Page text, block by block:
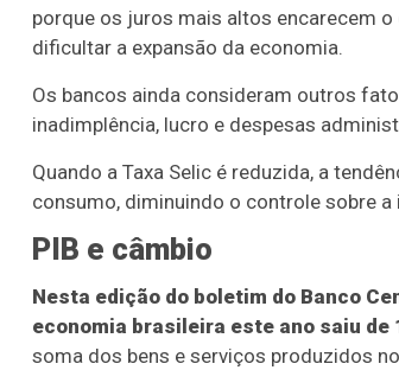
porque os juros mais altos encarecem
dificultar a expansão da economia.
Os bancos ainda consideram outros
inadimplência, lucro e despesas
Quando a Taxa Selic é reduzida, a
consumo, diminuindo o controle sobre
PIB e câmbio
Nesta edição do boletim do Banco
economia brasileira este ano saiu de
soma dos bens e serviços produzidos